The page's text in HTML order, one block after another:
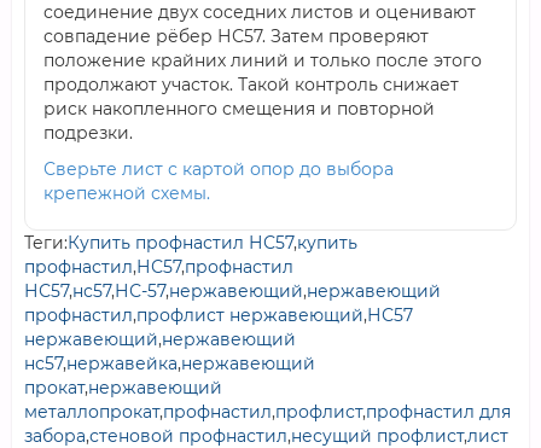
соединение двух соседних листов и оценивают
совпадение рёбер НС57. Затем проверяют
положение крайних линий и только после этого
продолжают участок. Такой контроль снижает
риск накопленного смещения и повторной
подрезки.
Сверьте лист с картой опор до выбора
крепежной схемы.
Теги:Купить профнастил НС57,купить
профнастил,НС57,профнастил
НС57,нс57,НС-57,нержавеющий,нержавеющий
профнастил,профлист нержавеющий,НС57
нержавеющий,нержавеющий
нс57,нержавейка,нержавеющий
прокат,нержавеющий
металлопрокат,профнастил,профлист,профнастил для
забора,стеновой профнастил,несущий профлист,лист